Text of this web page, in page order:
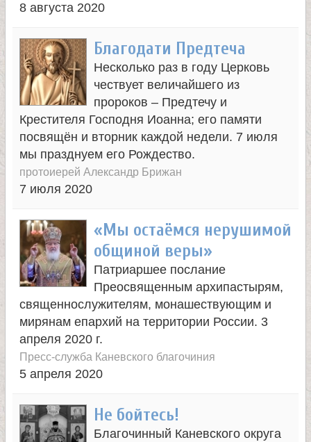
8 августа 2020
Благодати Предтеча
Несколько раз в году Церковь
чествует величайшего из
пророков – Предтечу и
Крестителя Господня Иоанна; его памяти
посвящён и вторник каждой недели. 7 июля
мы празднуем его Рождество.
протоиерей Александр Брижан
7 июля 2020
«Мы остаёмся нерушимой
общиной веры»
Патриаршее послание
Преосвященным архипастырям,
священнослужителям, монашествующим и
мирянам епархий на территории России. 3
апреля 2020 г.
Пресс-служба Каневского благочиния
5 апреля 2020
Не бойтесь!
Благочинный Каневского округа